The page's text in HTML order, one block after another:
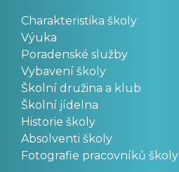
Charakteristika školy
Výuka
Poradenské služby
Vybavení školy
Školní družina a klub
Školní jídelna
Historie školy
Absolventi školy
Fotografie pracovníků školy